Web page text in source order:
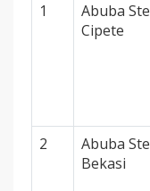
1
Abuba
Cipete
2
Abuba
Bekasi